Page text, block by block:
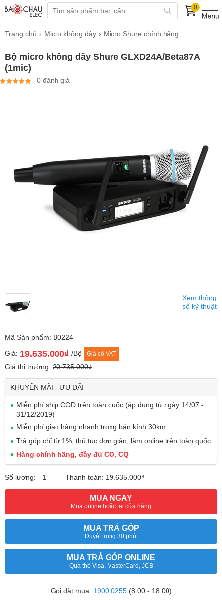
0
Trang chủ Micro không dây Micro Shure chính hãng
Bộ micro không dây Shure GLXD24A/Beta87A
(1mic)
0 đánh giá
Xem thông
số kỹ thuật
Mã Sản phẩm: B0224
Giá: 19.635.000₫ /Bộ Giá có VAT
Giá thị trường: 20.735.000₫
KHUYẾN MÃI - ƯU ĐÃI
Miễn phí ship COD trên toàn quốc (áp dụng từ ngày 14/07 -
31/12/2019)
Miễn phí giao hàng nhanh trong bán kính 30km
Trả góp chỉ từ 1%, thủ tục đơn giản, làm online trên toàn quốc
Hàng chính hãng, đầy đủ CO, CQ
Số lượng: Thanh toán: 19.635.000₫
MUA NGAY
Mua online hoặc tại cửa hàng
MUA TRẢ GÓP
Duyệt trong 30 phút
MUA TRẢ GÓP ONLINE
Qua thẻ Visa, MasterCard, JCB
Gọi đặt mua: 1900 0255(8:00 - 18:00)